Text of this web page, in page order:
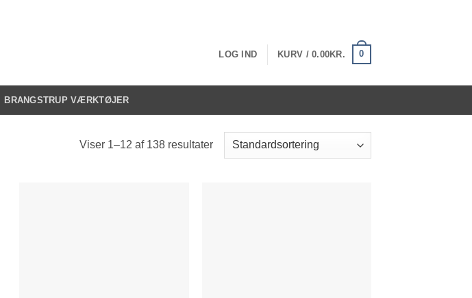
LOG IND KURV /0.00KR. 0
BRANGSTRUP VÆRKTØJER
Viser 1–12 af 138 resultater